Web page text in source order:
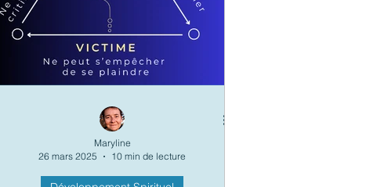
Maryline
26 mars 2025
10 min de lecture